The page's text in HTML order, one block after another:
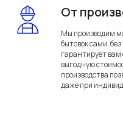
От
Мы производим
бытовок сами,
гарантирует вам
выгодную
производства
даже при